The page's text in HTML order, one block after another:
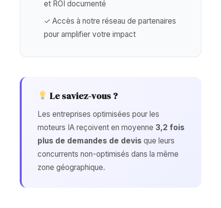
et ROI documenté
✓ Accès à notre réseau de partenaires
pour amplifier votre impact
Le saviez-vous ?
Les entreprises optimisées pour les
moteurs IA reçoivent en moyenne 3,2 fois
plus de demandes de devis que leurs
concurrents non-optimisés dans la même
zone géographique.